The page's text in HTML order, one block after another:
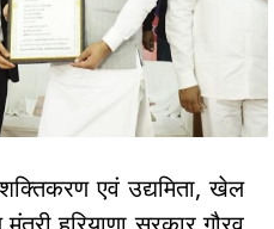
एवं उद्यमिता, खेल